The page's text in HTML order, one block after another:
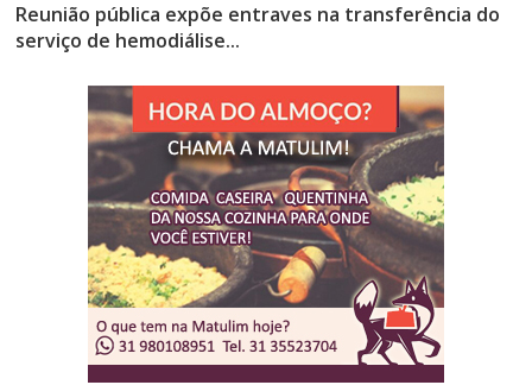
Reunião pública expõe entraves na transferência do
serviço de hemodiálise...